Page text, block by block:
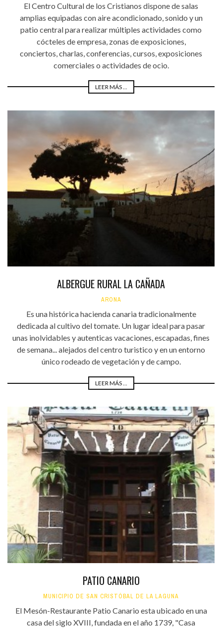
El Centro Cultural de los Cristianos dispone de salas
amplias equipadas con aire acondicionado, sonido y un
patio central para realizar múltiples actividades como
cócteles de empresa, zonas de exposiciones,
conciertos, charlas, conferencias, cursos, exposiciones
comerciales o actividades de ocio.
LEER MÁS ...
ALBERGUE RURAL LA CAÑADA
ARONA
Es una histórica hacienda canaria tradicionalmente
dedicada al cultivo del tomate. Un lugar ideal para pasar
unas inolvidables y autenticas vacaciones, escapadas, fines
de semana... alejados del centro turistico y en un entorno
único rodeado de vegetación y de campo.
LEER MÁS ...
PATIO CANARIO
MUNICIPIO DE SAN CRISTÓBAL DE LA LAGUNA
El Mesón-Restaurante Patio Canario esta ubicado en una
casa del siglo XVIII, fundada en el año 1739, "Casa